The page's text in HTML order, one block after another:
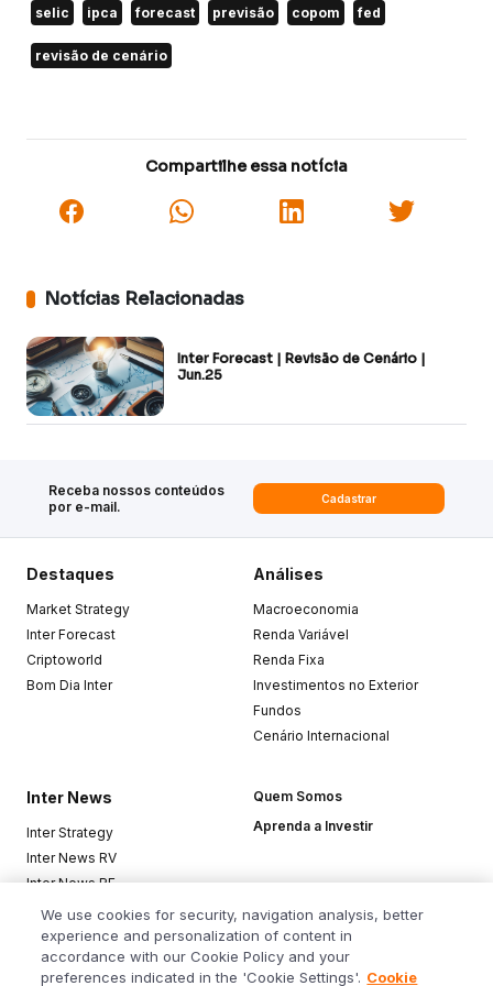
selic ipca forecast previsão copom fed
revisão de cenário
Compartilhe essa notícia
Notícias Relacionadas
Inter Forecast | Revisão de Cenário |
Jun.25
Receba nossos conteúdos
por e-mail.
Cadastrar
Destaques
Market Strategy
Inter Forecast
Criptoworld
Bom Dia Inter
Análises
Macroeconomia
Renda Variável
Renda Fixa
Investimentos no Exterior
Fundos
Cenário Internacional
Inter News
Inter Strategy
Inter News RV
Inter News RF
Top Funds
Quem Somos
Aprenda a Investir
Baixe o app
We use cookies for security, navigation analysis, better
experience and personalization of content in
accordance with our Cookie Policy and your
preferences indicated in the 'Cookie Settings'. Cookie